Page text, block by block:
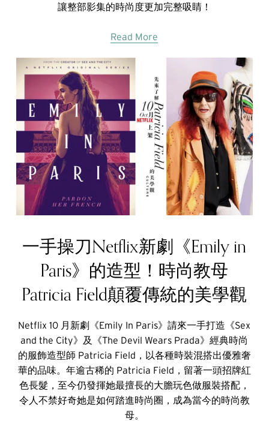
讓整部影集的時尚度更加完整吸睛！
Read More
一手操刀Netflix新劇《Emily in
Paris》的造型！時尚教母
Patricia Field顛覆傳統的美學觀
Netflix 10 月新劇《Emily In Paris》請來一手打造《Sex
and the City》及《The Devil Wears Prada》經典時尚
的服飾造型師 Patricia Field，以各種時裝混搭出優雅奢
華的品味。年逾古稀的 Patricia Field，留著一頭招牌紅
色長髮，至今仍發揮她最擅長的大膽玩色做服裝搭配，
令人不禁好奇她是如何踏進時尚圈，成為當今的時尚教
母。